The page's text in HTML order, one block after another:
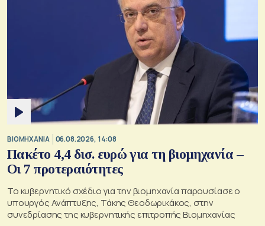
ΒΙΟΜΗΧΑΝΙΑ 06.08.2026, 14:08
Πακέτο 4,4 δισ. ευρώ για τη βιομηχανία –
Οι 7 προτεραιότητες
Το κυβερνητικό σχέδιο για την βιομηχανία παρουσίασε ο
υπουργός Ανάπτυξης, Τάκης Θεοδωρικάκος, στην
συνεδρίασης της κυβερνητικής επιτροπής Βιομηχανίας